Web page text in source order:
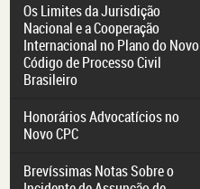
Os Limites da Jurisdição
Nacional e a Cooperação
Internacional no Plano do Novo
Código de Processo Civil
Brasileiro
Honorários Advocatícios no
Novo CPC
Brevíssimas Notas Sobre o